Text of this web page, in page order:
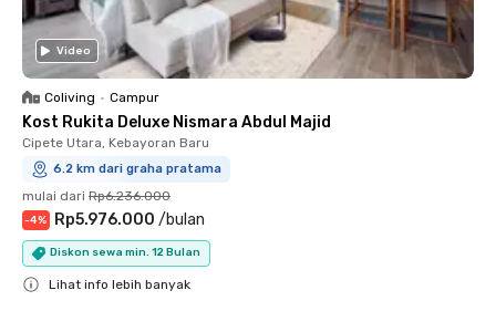
Video
Coliving • Campur
Kost Rukita Deluxe Nismara Abdul Majid
Cipete Utara, Kebayoran Baru
6.2 km dari graha pratama
mulai dari Rp6.236.000
-4% Rp5.976.000 /bulan
Diskon sewa min. 12 Bulan
Lihat info lebih banyak